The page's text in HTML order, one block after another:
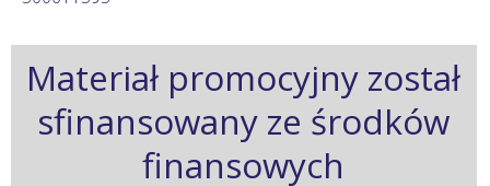
Materiał promocyjny został
sfinansowany ze środków
finansowych